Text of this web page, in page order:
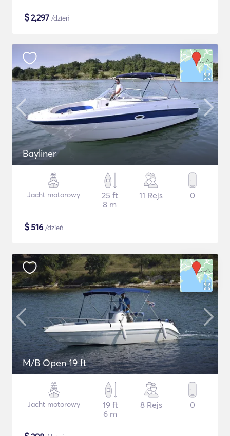
$2,297 /dzień
Bayliner
Jacht motorowy
25 ft
8 m
11 Rejs 0
$516 /dzień
M/B Open 19 ft
Jacht motorowy
19 ft
6 m
8 Rejs 0